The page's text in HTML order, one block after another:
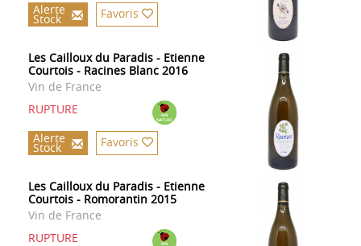
Alerte
Stock Favoris
Les Cailloux du Paradis - Etienne
Courtois - Racines Blanc 2016
Vin de France
RUPTURE
Alerte
Stock Favoris
Les Cailloux du Paradis - Etienne
Courtois - Romorantin 2015
Vin de France
RUPTURE